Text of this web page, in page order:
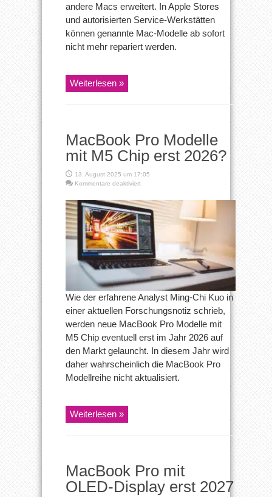
andere Macs erweitert. In Apple Stores
und autorisierten Service-Werkstätten
können genannte Mac-Modelle ab sofort
nicht mehr repariert werden.
Weiterlesen »
MacBook Pro Modelle
mit M5 Chip erst 2026?
13. August 2025 um 17:05
Kommentare deaktiviertfür
Pro
Modelle
mit
M5
Chip
erst
2026?
Wie der erfahrene Analyst Ming-Chi Kuo in
einer aktuellen Forschungsnotiz schrieb,
werden neue MacBook Pro Modelle mit
M5 Chip eventuell erst im Jahr 2026 auf
den Markt gelauncht. In diesem Jahr wird
daher wahrscheinlich die MacBook Pro
Modellreihe nicht aktualisiert.
Weiterlesen »
MacBook Pro mit
OLED-Display erst 2027